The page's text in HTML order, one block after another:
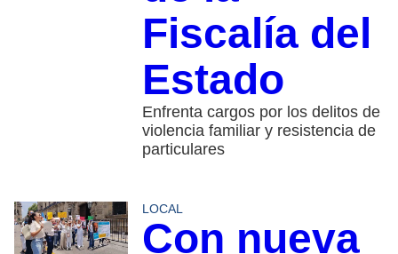
Fiscalía del
Estado
Enfrenta cargos por los delitos de
violencia familiar y resistencia de
particulares
LOCAL
Con nueva